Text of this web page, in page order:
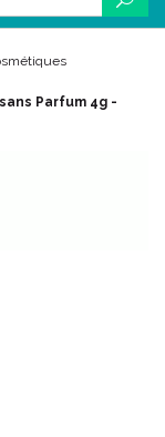
Parfum 4g -